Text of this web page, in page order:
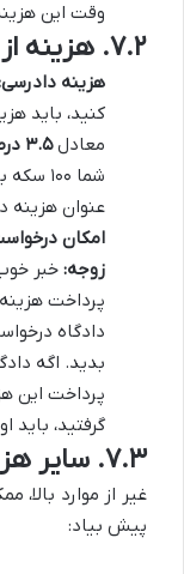
وقت این
۷.۲. هزینه از طریق دادگاه
هزینه
کنید، باید
معادل۳.۵ درصد از کل مبلغ مهریه ست
عنوان هزینه
امکان
زوجه: خبر
پرداخت
دادگاه
بدید. اگه
پرداخت این
گرفتید، باید
۷.۳. سایر هزینه ها
غیر از موارد
پیش بیاد: